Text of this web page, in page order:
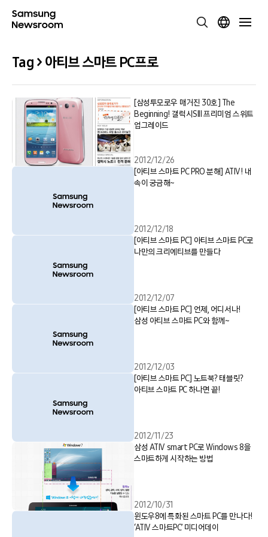
Tag > 아티브 스마트 PC프로
[삼성투모로우 매거진 30호] The
Beginning! 갤럭시SIII 프리미엄 스위트
업그레이드
2012/12/26
[아티브 스마트 PC PRO 분해] ATIV! 내
속이 궁금해~
2012/12/18
[아티브 스마트 PC] 아티브 스마트 PC로
나만의 크리에티브를 만들다
2012/12/07
[아티브 스마트 PC] 언제, 어디서나!
삼성 아티브 스마트 PC와 함께~
2012/12/03
[아티브 스마트 PC] 노트북? 태블릿?
아티브 스마트 PC 하나면 끝!
2012/11/23
삼성 ATIV smart PC로 Windows 8을
스마트하게 시작하는 방법
2012/10/31
윈도우8에 특화된 스마트 PC를 만나다!
‘ATIV 스마트PC’ 미디어데이